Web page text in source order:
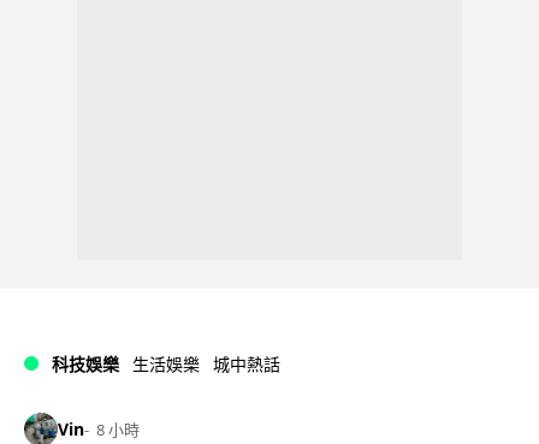
科技娛樂 生活娛樂 城中熱話
Vin 8 小時